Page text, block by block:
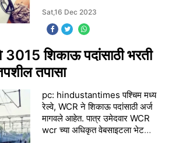
तारखा भिन्न असल्या तरी, हिवाळ्य
Sat,16 Dec 2023
3015 शिकाऊ पदांसाठी भरती
तपासा
pc: hindustantimes पश्चिम मध्य
रेल्वे, WCR ने शिकाऊ पदांसाठी अर्ज
मागवले आहेत. पात्र उमेदवार WCR
wcr च्या अधिकृत वेबसाइटला भेट